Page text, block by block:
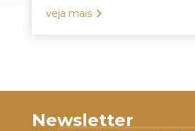
veja mais
Newsletter